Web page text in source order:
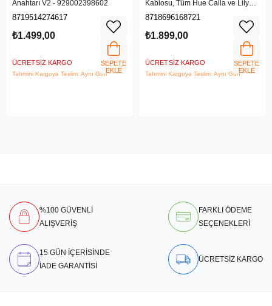
Anahtarı V2 - 929002398602
8719514274617
₺1.499,00
ÜCRETSIZ KARGO
Tahmini Kargoya Teslim: Aynı Gün
SEPETE
EKLE
Kablosu, Tüm Hue Calla ve Lily
Dış Mekan Lambaları için, 5 Metre
8718696168721
₺1.899,00
ÜCRETSIZ KARGO
Tahmini Kargoya Teslim: Aynı Gün
SEPETE
EKLE
%100 GÜVENLİ
ALIŞVERİŞ
FARKLI ÖDEME
SEÇENEKLERİ
15 GÜN İÇERİSİNDE
İADE GARANTİSİ
ÜCRETSİZ KARGO